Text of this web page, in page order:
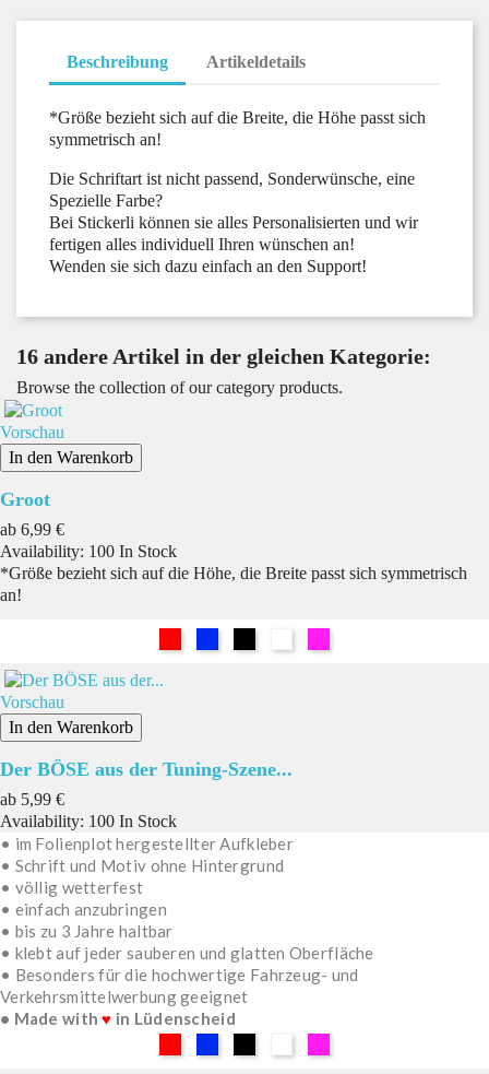
Beschreibung Artikeldetails
*Größe bezieht sich auf die Breite, die Höhe passt sich
symmetrisch an!
Die Schriftart ist nicht passend, Sonderwünsche, eine
Spezielle Farbe?
Bei Stickerli können sie alles Personalisierten und wir
fertigen alles individuell Ihren wünschen an!
Wenden sie sich dazu einfach an den Support!
16 andere Artikel in der gleichen Kategorie:
Browse the collection of our category products.
Vorschau
In den Warenkorb
Groot
ab Preis
6,99 €
Availability: 100 In Stock
*Größe bezieht sich auf die Höhe, die Breite passt sich symmetrisch
an!
Vorschau
In den Warenkorb
Der BÖSE aus der Tuning-Szene...
ab Preis
5,99 €
Availability: 100 In Stock
• im Folienplot hergestellter Aufkleber
• Schrift und Motiv ohne Hintergrund
• völlig wetterfest
• einfach anzubringen
• bis zu 3 Jahre haltbar
• klebt auf jeder sauberen und glatten Oberfläche
• Besonders für die hochwertige Fahrzeug- und
Verkehrsmittelwerbung geeignet
• Made with♥ in Lüdenscheid